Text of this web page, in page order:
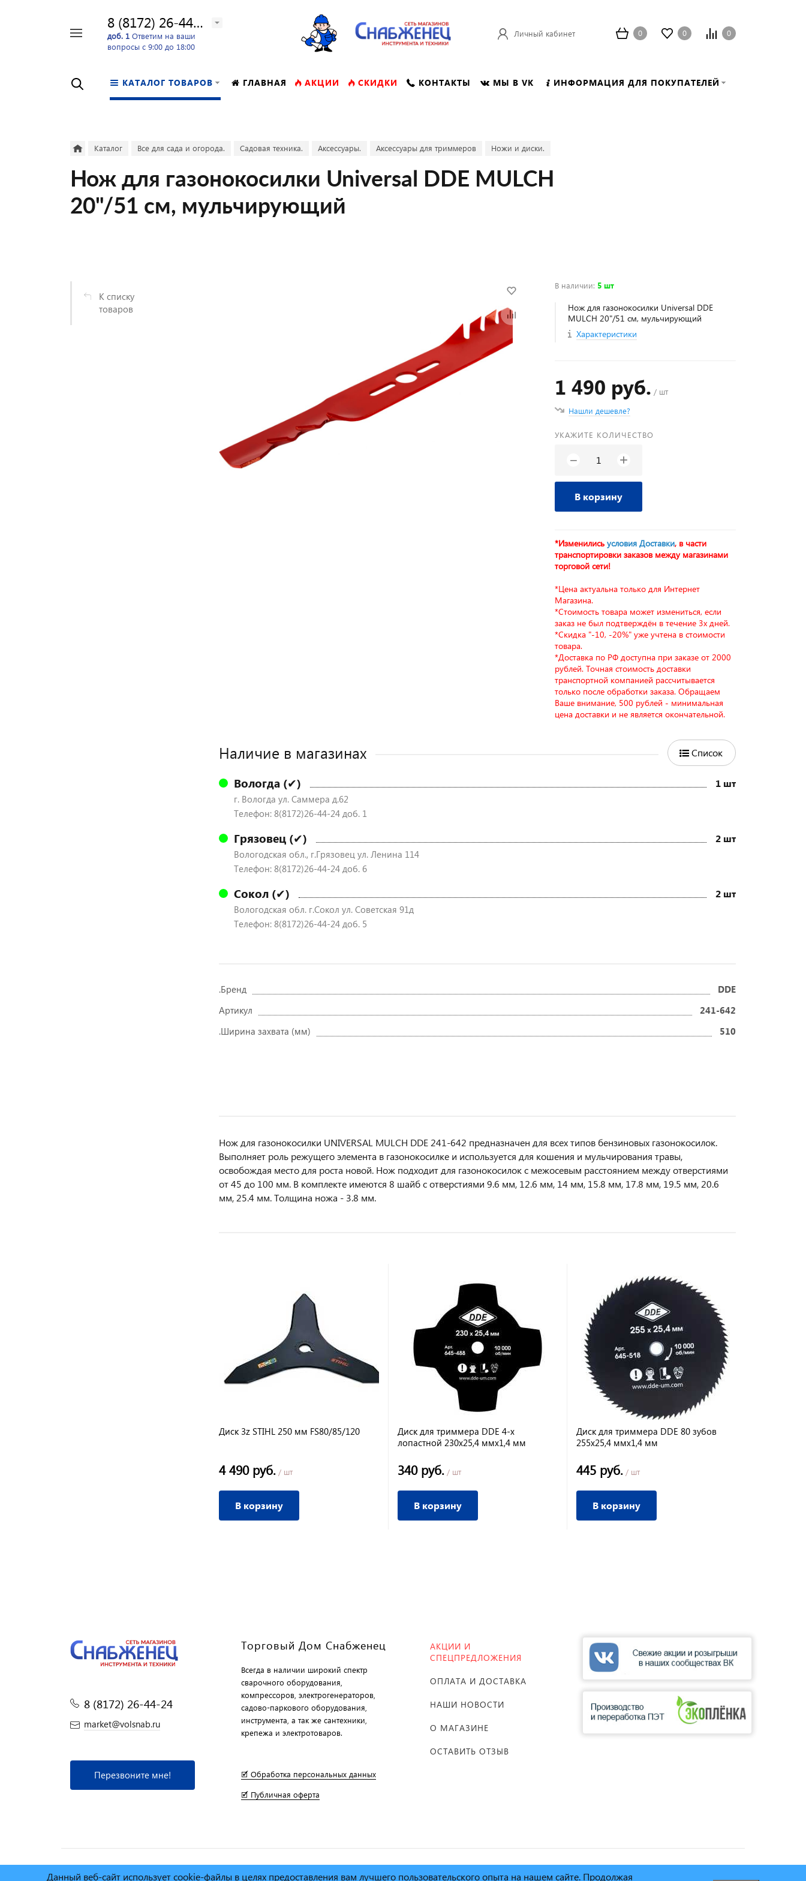
8 (8172) 26-44-24
доб. 1 Ответим на ваши
вопросы с 9:00 до 18:00
Личный кабинет 0 0 0
КАТАЛОГ ТОВАРОВ ГЛАВНАЯ АКЦИИ СКИДКИ КОНТАКТЫ МЫ В VK ИНФОРМАЦИЯ ДЛЯ ПОКУПАТЕЛЕЙ
Каталог Все для сада и огорода. Садовая техника. Аксессуары. Аксессуары для триммеров Ножи и диски.
Нож для газонокосилки Universal DDE MULCH
20"/51 см, мульчирующий
К списку
товаров
В наличии: 5 шт
Нож для газонокосилки Universal DDE
MULCH 20"/51 см, мульчирующий
Характеристики
1 490 руб. / шт
Нашли дешевле?
УКАЖИТЕ КОЛИЧЕСТВО
− +
В корзину
*Изменилисьусловия Доставки, в части
транспортировки заказов между магазинами
торговой сети!
*Цена актуальна только для Интернет
Магазина.
*Стоимость товара может измениться, если
заказ не был подтверждён в течение 3х дней.
*Скидка "-10, -20%" уже учтена в стоимости
товара.
*Доставка по РФ доступна при заказе от 2000
рублей. Точная стоимость доставки
транспортной компанией рассчитывается
только после обработки заказа. Обращаем
Ваше внимание, 500 рублей - минимальная
цена доставки и не является окончательной.
Наличие в магазинах Список
Вологда (✔) 1 шт
г. Вологда ул. Саммера д.62
Телефон: 8(8172)26-44-24 доб. 1
Грязовец (✔) 2 шт
Вологодская обл., г.Грязовец ул. Ленина 114
Телефон: 8(8172)26-44-24 доб. 6
Сокол (✔) 2 шт
Вологодская обл. г.Сокол ул. Советская 91д
Телефон: 8(8172)26-44-24 доб. 5
.Бренд
DDE
Артикул
241-642
.Ширина захвата (мм)
510
Нож для газонокосилки UNIVERSAL MULCH DDE 241-642 предназначен для всех типов бензиновых газонокосилок.
Выполняет роль режущего элемента в газонокосилке и используется для кошения и мульчирования травы,
освобождая место для роста новой. Нож подходит для газонокосилок с межосевым расстоянием между отверстиями
от 45 до 100 мм. В комплекте имеются 8 шайб с отверстиями 9.6 мм, 12.6 мм, 14 мм, 15.8 мм, 17.8 мм, 19.5 мм, 20.6
мм, 25.4 мм. Толщина ножа - 3.8 мм.
Диск 3z STIHL 250 мм FS80/85/120
4 490 руб. / шт
В корзину
Диск для триммера DDE 4-х
лопастной 230х25,4 ммх1,4 мм
340 руб. / шт
В корзину
Диск для триммера DDE 80 зубов
255х25,4 ммх1,4 мм
445 руб. / шт
В корзину
8 (8172) 26-44-24
market@volsnab.ru
Перезвоните мне!
Торговый Дом Снабженец
Всегда в наличии широкий спектр
сварочного оборудования,
компрессоров, электрогенераторов,
садово-паркового оборудования,
инструмента, а так же сантехники,
крепежа и электротоваров.
🗹 Обработка персональных данных
🗹 Публичная оферта
АКЦИИ И
СПЕЦПРЕДЛОЖЕНИЯ
ОПЛАТА И ДОСТАВКА
НАШИ НОВОСТИ
О МАГАЗИНЕ
ОСТАВИТЬ ОТЗЫВ
© Сеть магазинов инструмента и техники "Торговый дом Снабженец" 1995г. -
Данный веб-сайт использует cookie-файлы в целях предоставления вам лучшего пользовательского опыта на нашем сайте. Продолжая